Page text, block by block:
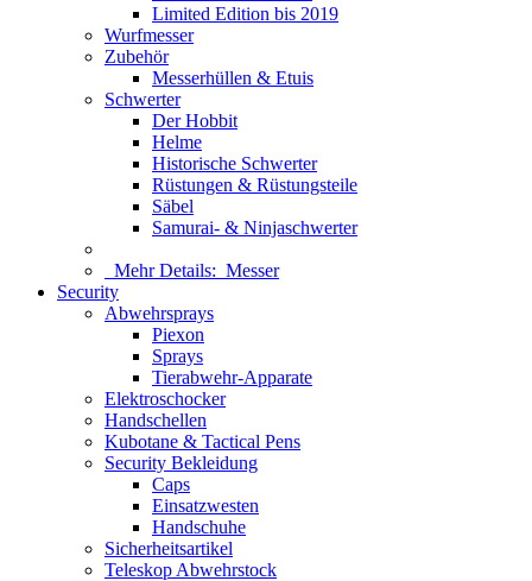
Limited Edition bis 2019
Wurfmesser
Zubehör
Messerhüllen & Etuis
Schwerter
Der Hobbit
Helme
Historische Schwerter
Rüstungen & Rüstungsteile
Säbel
Samurai- & Ninjaschwerter
Mehr Details: Messer
Security
Abwehrsprays
Piexon
Sprays
Tierabwehr-Apparate
Elektroschocker
Handschellen
Kubotane & Tactical Pens
Security Bekleidung
Caps
Einsatzwesten
Handschuhe
Sicherheitsartikel
Teleskop Abwehrstock